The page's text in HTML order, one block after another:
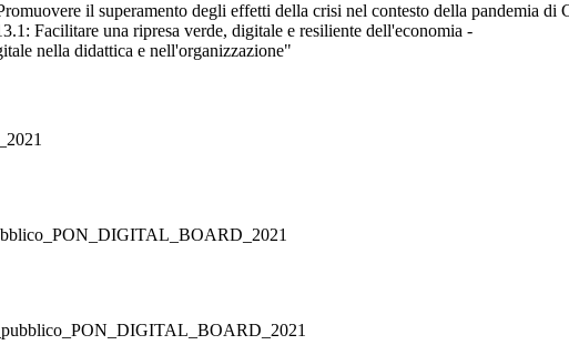
il superamento degli effetti della crisi nel contesto della pandemia di
Facilitare una ripresa verde, digitale e resiliente dell'economia -
nella didattica e nell'organizzazione"